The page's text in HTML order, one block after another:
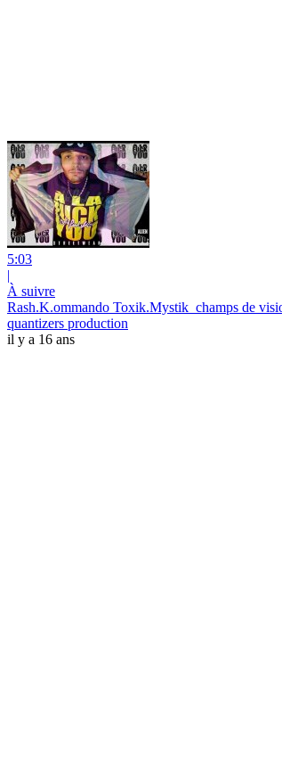
5:03
|
À suivre
Rash.K.ommando Toxik.Mystik_champs de
quantizers production
il y a 16 ans